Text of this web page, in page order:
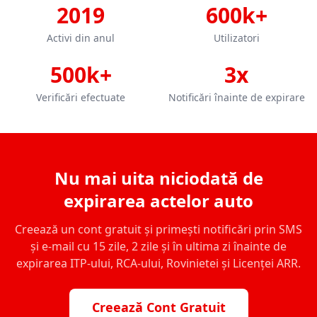
2019
Activi din anul
600k+
Utilizatori
500k+
Verificări efectuate
3x
Notificări înainte de expirare
Nu mai uita niciodată de
expirarea actelor auto
Creează un cont gratuit și primești notificări prin SMS
și e-mail cu 15 zile, 2 zile și în ultima zi înainte de
expirarea ITP-ului, RCA-ului, Rovinietei și Licenței ARR.
Creează Cont Gratuit